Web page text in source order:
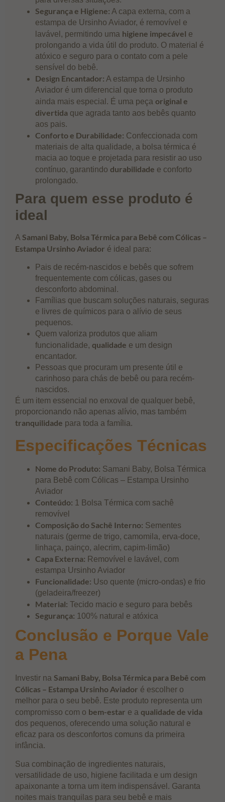
Segurança e Higiene: A capa externa, com a
estampa de Ursinho Aviador, é removível e
lavável, permitindo uma higiene impecável e
prolongando a vida útil do produto. O material é
atóxico e seguro para o contato com a pele
sensível do bebê.
Design Encantador: A estampa de Ursinho
Aviador é um diferencial que torna o produto
ainda mais especial. É uma peça original e
divertida que agrada tanto aos bebês quanto
aos pais.
Conforto e Durabilidade: Confeccionada com
materiais de alta qualidade, a bolsa térmica é
macia ao toque e projetada para resistir ao uso
contínuo, garantindo durabilidade e conforto
prolongado.
Para quem esse produto é
ideal
A Samani Baby, Bolsa Térmica para Bebê com Cólicas –
Estampa Ursinho Aviador é ideal para:
Pais de recém-nascidos e bebês que sofrem
frequentemente com cólicas, gases ou
desconforto abdominal.
Famílias que buscam soluções naturais, seguras
e livres de químicos para o alívio de seus
pequenos.
Quem valoriza produtos que aliam
funcionalidade, qualidade e um design
encantador.
Pessoas que procuram um presente útil e
carinhoso para chás de bebê ou para recém-
nascidos.
É um item essencial no enxoval de qualquer bebê,
proporcionando não apenas alívio, mas também
tranquilidade para toda a família.
Especificações Técnicas
Nome do Produto: Samani Baby, Bolsa Térmica
para Bebê com Cólicas – Estampa Ursinho
Aviador
Conteúdo: 1 Bolsa Térmica com sachê
removível
Composição do Sachê Interno: Sementes
naturais (germe de trigo, camomila, erva-doce,
linhaça, painço, alecrim, capim-limão)
Capa Externa: Removível e lavável, com
estampa Ursinho Aviador
Funcionalidade: Uso quente (micro-ondas) e frio
(geladeira/freezer)
Material: Tecido macio e seguro para bebês
Segurança: 100% natural e atóxica
Conclusão e Porque Vale
a Pena
Investir na Samani Baby, Bolsa Térmica para Bebê com
Cólicas – Estampa Ursinho Aviador é escolher o
melhor para o seu bebê. Este produto representa um
compromisso com o bem-estar e a qualidade de vida
dos pequenos, oferecendo uma solução natural e
eficaz para os desconfortos comuns da primeira
infância.
Sua combinação de ingredientes naturais,
versatilidade de uso, higiene facilitada e um design
apaixonante a torna um item indispensável. Garanta
noites mais tranquilas para seu bebê e mais